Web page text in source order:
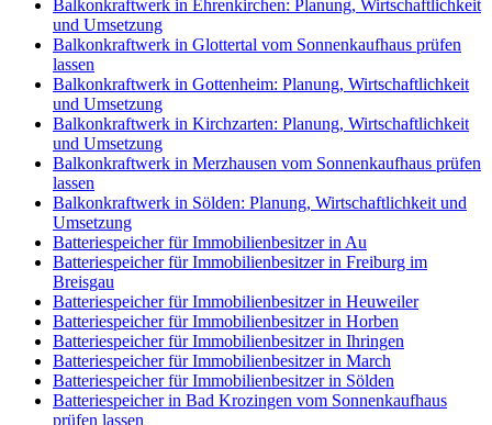
Balkonkraftwerk in Ehrenkirchen: Planung, Wirtschaftlichkeit
und Umsetzung
Balkonkraftwerk in Glottertal vom Sonnenkaufhaus prüfen
lassen
Balkonkraftwerk in Gottenheim: Planung, Wirtschaftlichkeit
und Umsetzung
Balkonkraftwerk in Kirchzarten: Planung, Wirtschaftlichkeit
und Umsetzung
Balkonkraftwerk in Merzhausen vom Sonnenkaufhaus prüfen
lassen
Balkonkraftwerk in Sölden: Planung, Wirtschaftlichkeit und
Umsetzung
Batteriespeicher für Immobilienbesitzer in Au
Batteriespeicher für Immobilienbesitzer in Freiburg im
Breisgau
Batteriespeicher für Immobilienbesitzer in Heuweiler
Batteriespeicher für Immobilienbesitzer in Horben
Batteriespeicher für Immobilienbesitzer in Ihringen
Batteriespeicher für Immobilienbesitzer in March
Batteriespeicher für Immobilienbesitzer in Sölden
Batteriespeicher in Bad Krozingen vom Sonnenkaufhaus
prüfen lassen